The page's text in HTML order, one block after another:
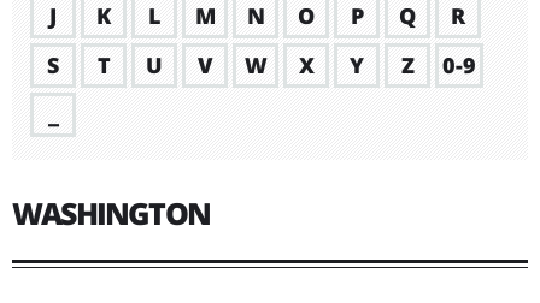
J
K L M N O P Q
R
S
T U V W X Y Z
0-9
WASHINGTON